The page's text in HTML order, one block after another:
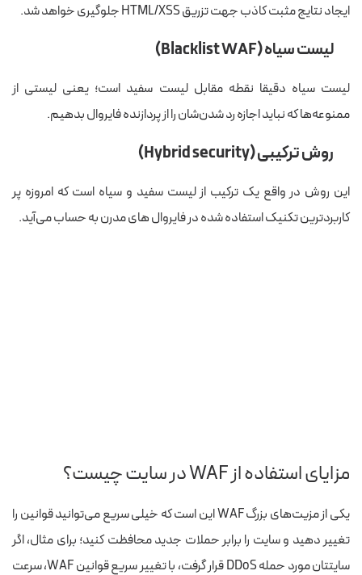
ایجاد نتایج مثبت کاذب جهت تزریق HTML/XSS جلوگیری خواهد شد.
لیست سیاه(Blacklist WAF)
لیست سیاه دقیقا نقطه مقابل لیست سفید است؛ یعنی لیستی از
ممنوعه‌ها که نباید اجازه رد شدن‌شان را از پردازنده فایروال بدهیم.
روش ترکیبی (Hybrid security
)
این روش در واقع یک ترکیب از لیست سفید و سیاه است که امروزه پر
کاربردترین تکنیک استفاده شده در فایروال های مدرن به حساب می‌آید.
مزایای استفاده از WAF در سایت چیست؟
یکی از مزیت‌های بزرگ WAF این است که خیلی سریع می‌توانید قوانین را
تغییر دهید و سایت را برابر حملات جدید محافظت کنید؛ برای مثال، اگر
سایتتان مورد حمله DDoS قرار گرفت، با تغییر سریع قوانین WAF، سرعت